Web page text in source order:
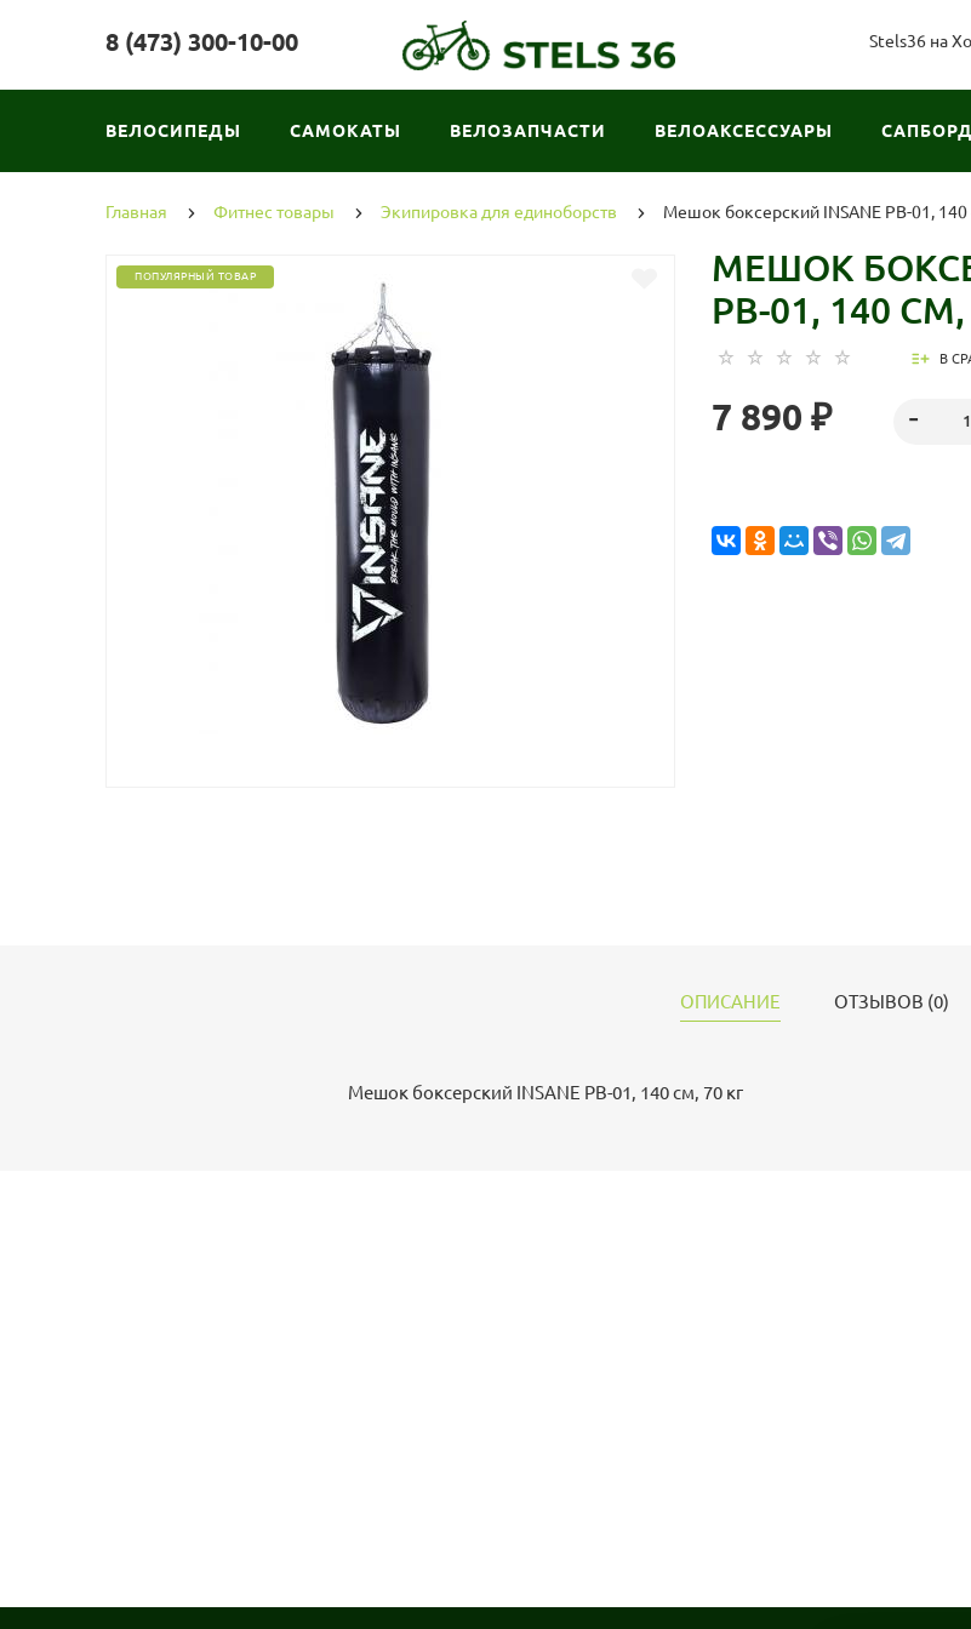
8 (473) 300-10-00 Stels36 на
ВЕЛОСИПЕДЫ САМОКАТЫ ВЕЛОЗАПЧАСТИ ВЕЛОАКСЕССУАРЫ
Главная Фитнес товары Экипировка для единоборств Мешок боксерский INSANE PB-01, 140
ПОПУЛЯРНЫЙ ТОВАР
МЕШОК
PB-01, 140
В
7 890 ₽
ОПИСАНИЕ ОТЗЫВОВ (0)
Мешок боксерский INSANE PB-01, 140 см, 70 кг